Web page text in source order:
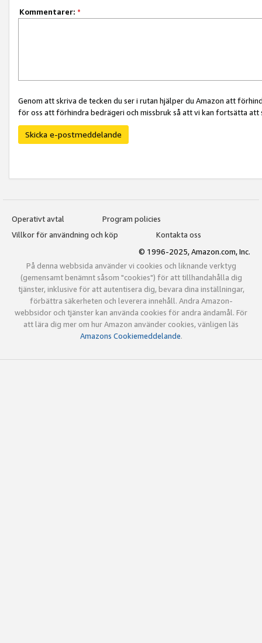
Kommentarer: *
Genom att skriva de tecken du ser i rutan hjälper du Amazon att
för oss att förhindra bedrägeri och missbruk så att vi kan fortsätta
Skicka e-postmeddelande
Operativt avtal
Program policies
Villkor för användning och köp
Kontakta oss
© 1996-2025, Amazon.com, Inc.
På denna webbsida använder vi cookies och liknande verktyg
(gemensamt benämnt såsom "cookies") för att tillhandahålla dig
tjänster, inklusive för att autentisera dig, bevara dina inställningar,
förbättra säkerheten och leverera innehåll. Andra Amazon-
webbsidor och tjänster kan använda cookies för andra ändamål. För
att lära dig mer om hur Amazon använder cookies, vänligen läs
Amazons Cookiemeddelande.